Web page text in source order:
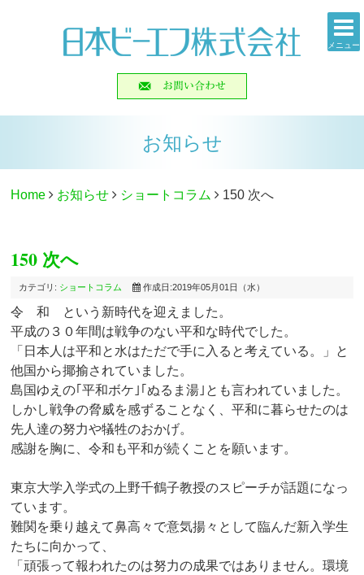
メニュー
お知らせ
Home お知らせ ショートコラム 150 次へ
150 次へ
カテゴリ: ショートコラム 作成日:2019年05月01日（水）
令 和 という新時代を迎えました。
平成の３０年間は戦争のない平和な時代でした。
「日本人は平和と水はただで手に入ると考えている。」と
他国から揶揄されていました。
島国ゆえの｢平和ボケ｣｢ぬるま湯｣とも言われていました。
しかし戦争の脅威を感ずることなく、平和に暮らせたのは
先人達の努力や犠牲のおかげ。
感謝を胸に、令和も平和が続くことを願います。
東京大学入学式の上野千鶴子教授のスピーチが話題になっ
ています。
難関を乗り越えて鼻高々で意気揚々として臨んだ新入学生
たちに向かって、
「頑張って報われたのは努力の成果ではありません。環境